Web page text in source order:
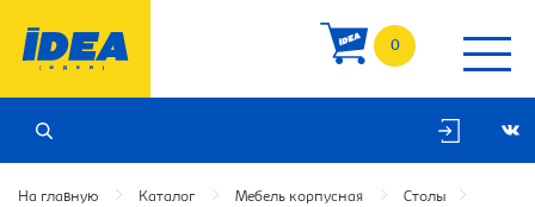
0
На главную Каталог Мебель корпусная Столы